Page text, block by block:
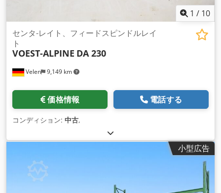
1 / 10
Velen 9,149 km
センタ-レイト、フィードスピンドルレイ
ト
VOEST-ALPINE DA 230
価格情報 電話する
コンディション: 中古,
小型広告